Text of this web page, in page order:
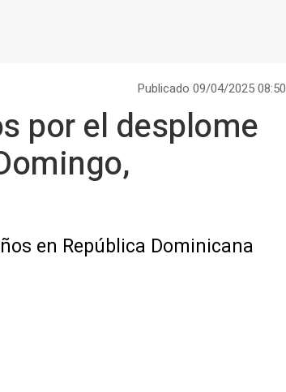
Publicado 09/04/2025 08:50
por el desplome
en República Dominicana